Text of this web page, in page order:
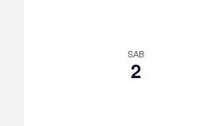
SAB
2